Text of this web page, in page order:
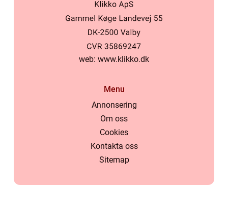
web: www.klikko.dk
Menu
Annonsering
Om oss
Cookies
Kontakta oss
Sitemap